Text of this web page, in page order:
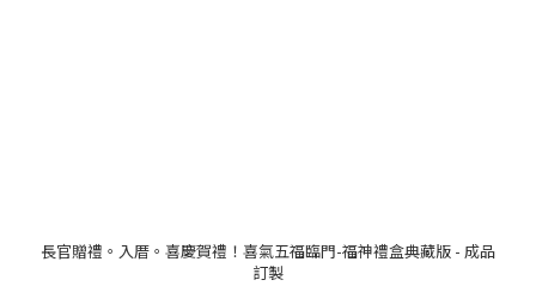
長官贈禮。入厝。喜慶賀禮！喜氣五福臨門-福神禮盒典藏版 - 成品
訂製